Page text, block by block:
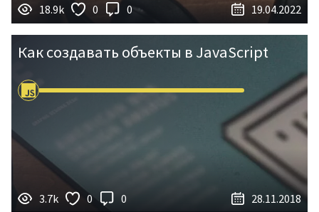
18.9k 0 0 19.04.2022
Как создавать объекты в JavaScript
3.7k 0 0 28.11.2018